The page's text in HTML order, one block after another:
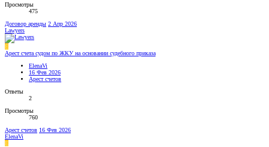
Просмотры
475
Договор аренды 2 Апр 2026
Lawyers
E
Арест счета судом по ЖКУ на основании судебного приказа
ElenaVi
16 Фев 2026
Арест счетов
Ответы
2
Просмотры
760
Арест счетов 16 Фев 2026
ElenaVi
E